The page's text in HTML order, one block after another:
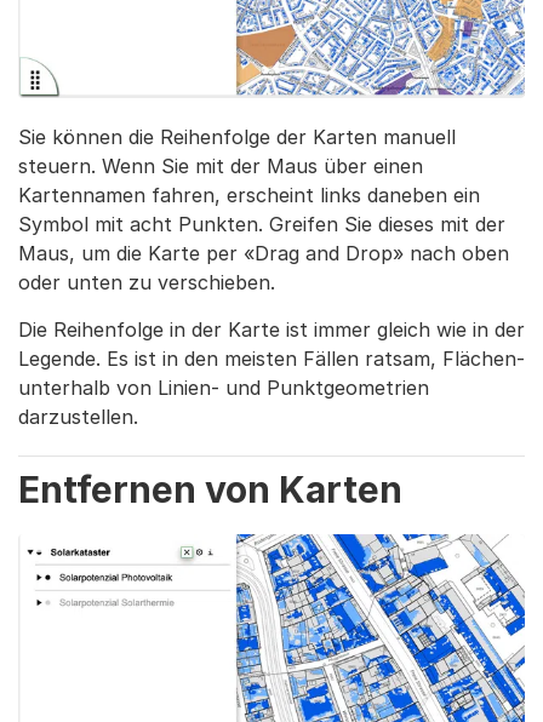
Sie können die Reihenfolge der Karten manuell
steuern. Wenn Sie mit der Maus über einen
Kartennamen fahren, erscheint links daneben ein
Symbol mit acht Punkten. Greifen Sie dieses mit der
Maus, um die Karte per «Drag and Drop» nach oben
oder unten zu verschieben.
Die Reihenfolge in der Karte ist immer gleich wie in der
Legende. Es ist in den meisten Fällen ratsam, Flächen-
unterhalb von Linien- und Punktgeometrien
darzustellen.
Entfernen von Karten